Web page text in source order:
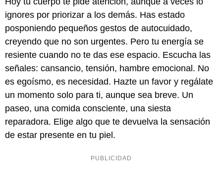
ignores por priorizar a los demás. Has estado
posponiendo pequeños gestos de autocuidado,
creyendo que no son urgentes. Pero tu energía se
resiente cuando no te das ese espacio. Escucha las
señales: cansancio, tensión, hambre emocional. No
es egoísmo, es necesidad. Hazte un favor y regálate
un momento solo para ti, aunque sea breve. Un
paseo, una comida consciente, una siesta
reparadora. Elige algo que te devuelva la sensación
de estar presente en tu piel.